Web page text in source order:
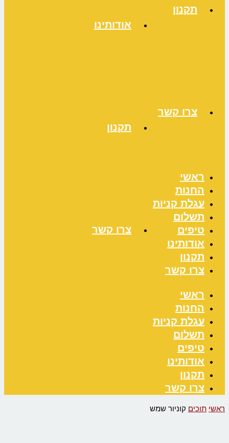
תקנון
צרו קשר
ראשי
החנות
עגלת קניות
תשלום
טיפים
אודותינו
תקנון
צרו קשר
אודותינו
תקנון
צרו קשר
ראשי
החנות
עגלת קניות
תשלום
טיפים
אודותינו
תקנון
צרו קשר
ראשי תוכים קוניור שמש